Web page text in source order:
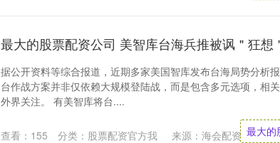
据公开资料等综合报道，近期多家美国智库发布台海局势分析
台作战方案并非仅依赖大规模登陆战，而是包含多元选项，相
外界关注。 有美智库将台....
最大的
来源：海会配资
查看： 155 分类： 股票配资官方我